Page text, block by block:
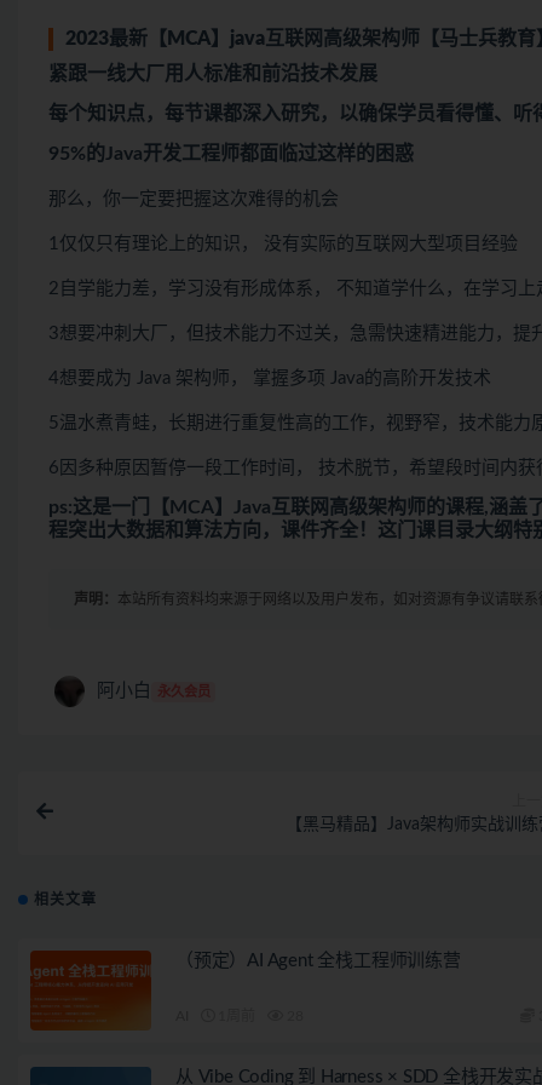
2023最新【MCA】java互联网高级架构师【马士兵教育
紧跟一线大厂用人标准和前沿技术发展
每个知识点，每节课都深入研究，以确保学员看得懂、听
95%的Java开发工程师都面临过这样的困惑
那么，你一定要把握这次难得的机会
1仅仅只有理论上的知识， 没有实际的互联网大型项目经验
2自学能力差，学习没有形成体系， 不知道学什么，在学习上
3想要冲刺大厂，但技术能力不过关，急需快速精进能力，提
4想要成为 Java 架构师， 掌握多项 Java的高阶开发技术
5温水煮青蛙，长期进行重复性高的工作，视野窄，技术能力
6因多种原因暂停一段工作时间， 技术脱节，希望段时间内获
ps:这是一门【MCA】Java互联网高级架构师的课程,涵
程突出大数据和算法方向，课件齐全！这门课目录大纲
声明： 本站所有资料均来源于网络以及用户发布，如对资源有争议请联
阿小白 永久会员
【黑马精品】Java架构师实战训练
相关文章
（预定）AI Agent 全栈工程师训练营
从 Vibe Coding 到 Harness × SDD 全栈开发实